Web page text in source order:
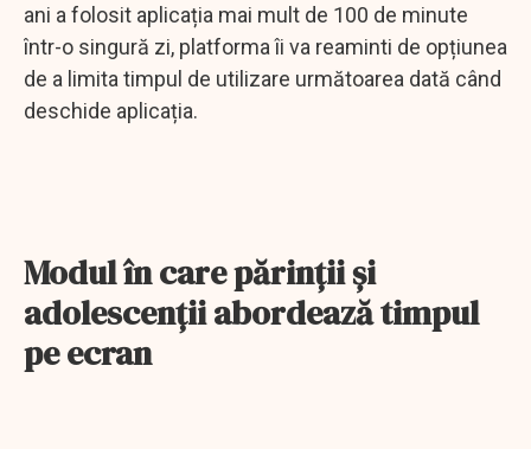
ani a folosit aplicația mai mult de 100 de minute
într-o singură zi, platforma îi va reaminti de opțiunea
de a limita timpul de utilizare următoarea dată când
deschide aplicația.
Modul în care părinții și
adolescenții abordează timpul
pe ecran